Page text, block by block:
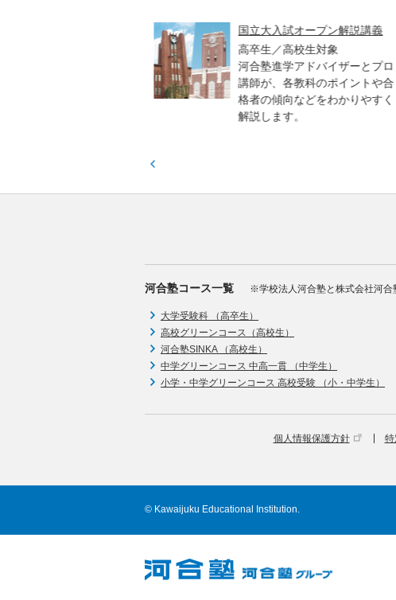
国立大入試オープン解説講義
高卒生／高校生対象
河合塾進学アドバイザーとプロ
講師が、各教科のポイントや合
格者の傾向などをわかりやすく
解説します。
河合塾コース一覧 ※学校法人河合塾と株式会社河合
大学受験科 （高卒生）
高校グリーンコース（高校生）
河合塾SINKA （高校生）
中学グリーンコース 中高一貫 （中学生）
小学・中学グリーンコース 高校受験 （小・中学生）
個人情報保護方針
© Kawaijuku Educational Institution.